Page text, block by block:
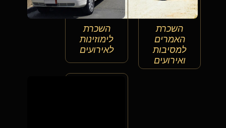
השכרת
האמרים
למסיבות
ואירועים
השכרת
לימוזינות
לאירועים